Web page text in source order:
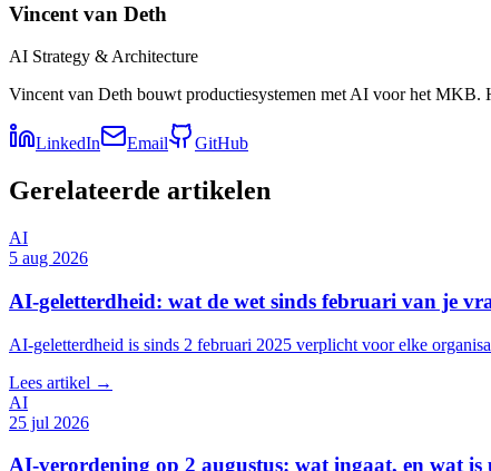
Vincent van Deth
AI Strategy & Architecture
Vincent van Deth bouwt productiesystemen met AI voor het
LinkedIn Email GitHub
Gerelateerde artikelen
AI
5 aug 2026
AI-geletterdheid: wat de wet sinds februari van je
AI-geletterdheid is sinds 2 februari 2025 verplicht voor elke
Lees artikel →
AI
25 jul 2026
AI-verordening op 2 augustus: wat ingaat, en wat is